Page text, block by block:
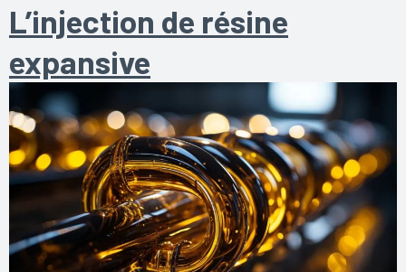
L’injection de résine
expansive